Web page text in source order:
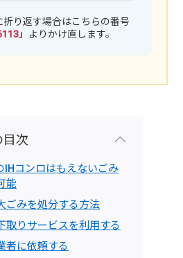
り返す場合はこちらの番号
」 よりかけ直します。
目次
コンロはもえないごみ
能
ごみを処分する方法
取りサービスを利用する
者に依頼する